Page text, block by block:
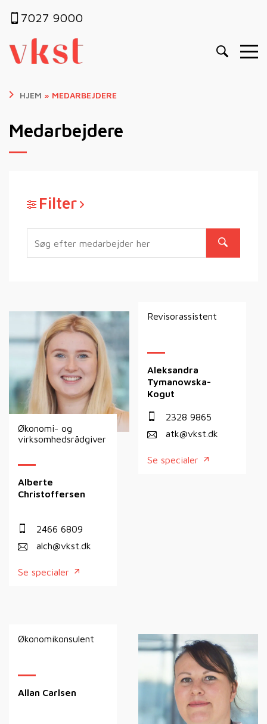
7027 9000
HJEM » MEDARBEJDERE
Medarbejdere
Filter
Økonomi- og
virksomhedsrådgiver
Alberte
Christoffersen
2466 6809
alch@vkst.dk
Se specialer
Revisorassistent
Aleksandra
Tymanowska-
Kogut
2328 9865
atk@vkst.dk
Se specialer
Økonomikonsulent
Allan Carlsen